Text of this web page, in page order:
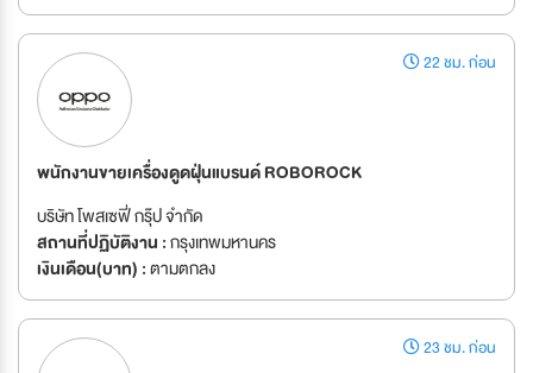
22 ชม. ก่อน
พนักงานขายเครื่องดูดฝุ่นแบรนด์ ROBOROCK
บริษัท โพสเซฟี่ กรุ๊ป จำกัด
สถานที่ปฏิบัติงาน :กรุงเทพมหานคร
เงินเดือน(บาท) :ตามตกลง
23 ชม. ก่อน